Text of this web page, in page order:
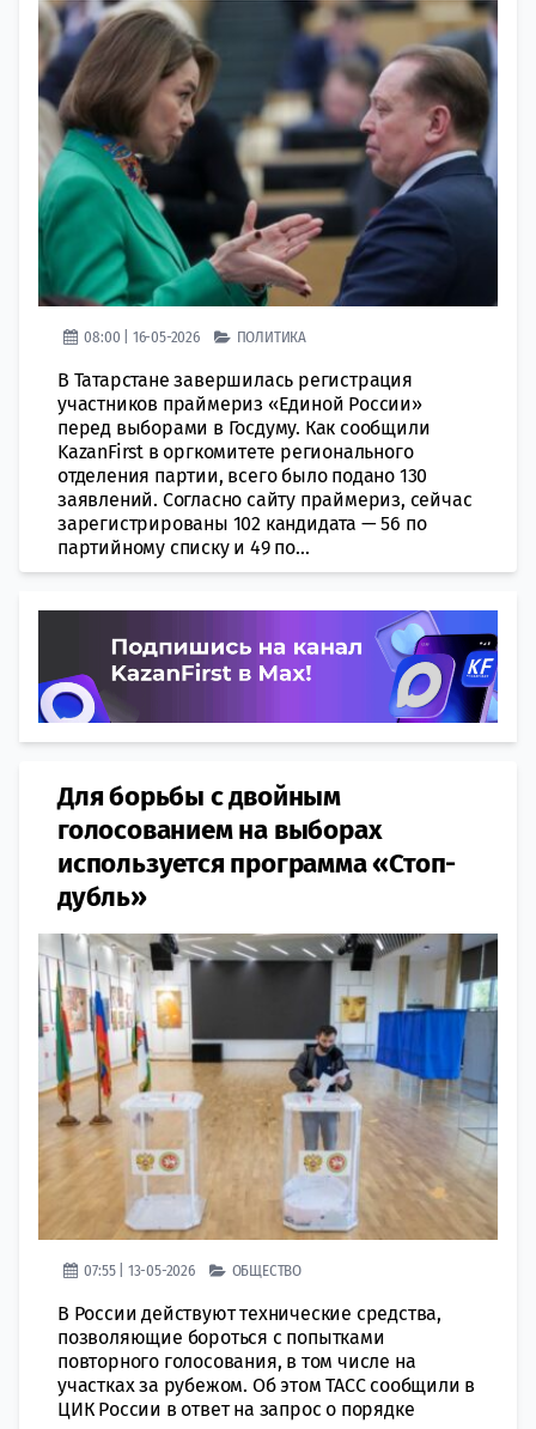
08:00 | 16-05-2026 ПОЛИТИКА
В Татарстане завершилась регистрация
участников праймериз «Единой России»
перед выборами в Госдуму. Как сообщили
KazanFirst в оргкомитете регионального
отделения партии, всего было подано 130
заявлений. Согласно сайту праймериз, сейчас
зарегистрированы 102 кандидата — 56 по
партийному списку и 49 по...
Для борьбы с двойным
голосованием на выборах
используется программа «Стоп-
дубль»
07:55 | 13-05-2026 ОБЩЕСТВО
В России действуют технические средства,
позволяющие бороться с попытками
повторного голосования, в том числе на
участках за рубежом. Об этом ТАСС сообщили в
ЦИК России в ответ на запрос о порядке